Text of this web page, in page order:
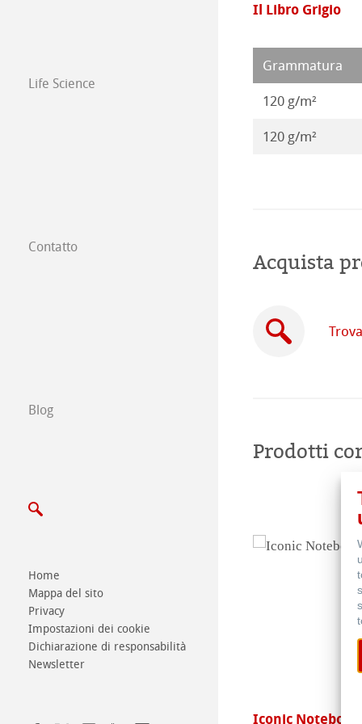
Opere 2016
Life Science
Contatto
Filiali
Commercio tra
Blog
Home
Mappa del sito
Privacy
Impostazioni dei cookie
Dichiarazione di responsabilità
Newsletter
Il Libro Grigio
Grammatura
120 g/m²
120 g/m²
Acquista
Prodotti
Iconic Notebook